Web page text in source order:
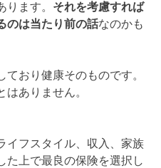
ります。 それを考慮すれば
のは当たり前の話なのかも
おり健康そのものです。
ありません。
イフスタイル、収入、家族
た上で最良の保険を選択し